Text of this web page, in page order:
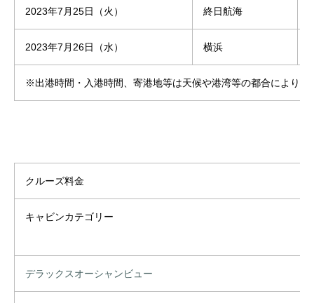
2023年7月25日（火） 終日航海
2023年7月26日（水） 横浜
※出港時間・入港時間、寄港地等は天候や港湾等の都合により変
クルーズ料金
キャビンカテゴリー
デラックスオーシャンビュー